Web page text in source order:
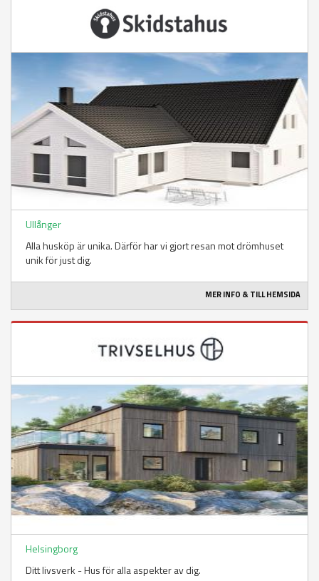
Ullånger
Alla husköp är unika. Därför har vi gjort resan mot drömhuset
unik för just dig.
MER INFO & TILL HEMSIDA
Helsingborg
Ditt livsverk - Hus för alla aspekter av dig.